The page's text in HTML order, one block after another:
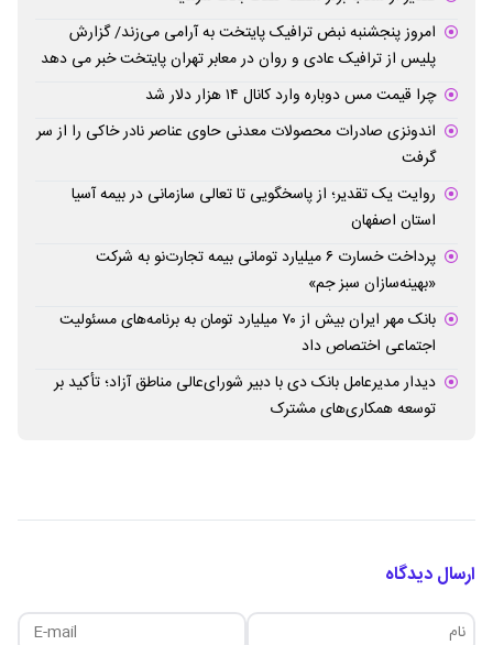
امروز پنجشنبه نبض ترافیک پایتخت به آرامی می‌زند/ گزارش
پلیس از ترافیک عادی و روان در معابر تهران پایتخت خبر می دهد
چرا قیمت مس دوباره وارد کانال ۱۴ هزار دلار شد
اندونزی صادرات محصولات معدنی حاوی عناصر نادر خاکی را از سر
گرفت
روایت یک تقدیر؛ از پاسخگویی تا تعالی سازمانی در بیمه آسیا
استان اصفهان
پرداخت خسارت ۶ میلیارد تومانی بیمه تجارت‌نو به شرکت
«بهینه‌سازان سبز جم»
بانک مهر ایران بیش از ۷۰ میلیارد تومان به برنامه‌های مسئولیت
اجتماعی اختصاص داد
دیدار مدیرعامل بانک دی با دبیر شورای‌عالی مناطق آزاد؛ تأکید بر
توسعه همکاری‌های مشترک
ارسال دیدگاه